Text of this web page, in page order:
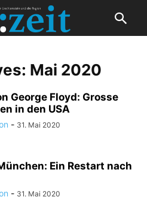
Mai 2020
George Floyd: Grosse
in den USA
- 31. Mai 2020
Ein Restart nach
- 31. Mai 2020